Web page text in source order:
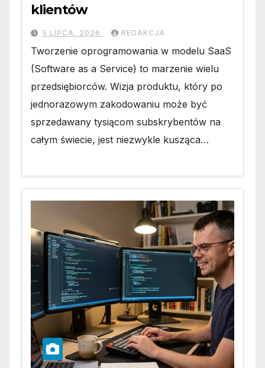
klientów
5 LIPCA, 2026 REDAKCJA
Tworzenie oprogramowania w modelu SaaS
(Software as a Service) to marzenie wielu
przedsiębiorców. Wizja produktu, który po
jednorazowym zakodowaniu może być
sprzedawany tysiącom subskrybentów na
całym świecie, jest niezwykle kusząca…